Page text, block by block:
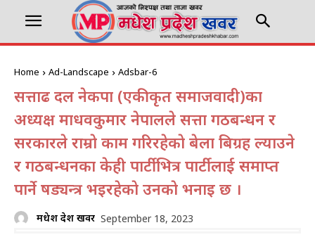
Home Ad-Landscape Adsbar-6
सत्तारुढ दल नेकपा (एकीकृत समाजवादी)का
अध्यक्ष माधवकुमार नेपालले सत्ता गठबन्धन र
सरकारले राम्राे काम गरिरहेकाे बेला बिग्रह ल्याउने
र गठबन्धनका केही पार्टीभित्र पार्टीलाई समाप्त
पार्ने षड्यन्त्र भइरहेकाे उनकाे भनाइ छ ।
मधेश प्रदेश खवर September 18, 2023